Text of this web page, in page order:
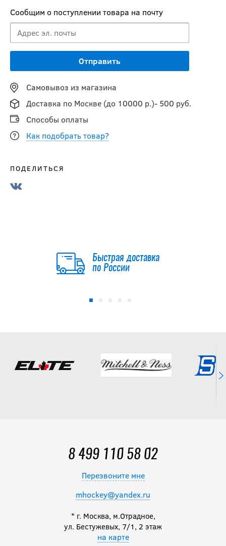
Сообщим о поступлении товара на почту
Самовывоз из магазина
Доставка по Москве (до 10000 р.)- 500 руб.
Способы оплаты
Как подобрать товар?
ПОДЕЛИТЬСЯ
Быстрая доставка
по России
8 499 110 58 02
Перезвоните мне
mhockey@yandex.ru
* г. Москва, м.Отрадное,
ул. Бестужевых, 7/1, 2 этаж
на карте